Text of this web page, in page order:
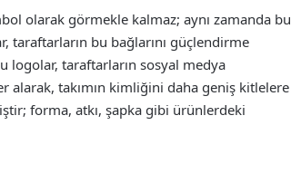
olarak görmekle kalmaz; aynı zamanda bu
taraftarların bu bağlarını güçlendirme
logolar, taraftarların sosyal medya
alarak, takımın kimliğini daha geniş kitlelere
forma, atkı, şapka gibi ürünlerdeki